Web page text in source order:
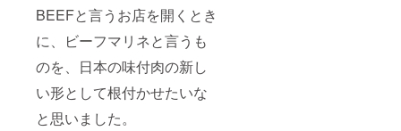
BEEFと言うお店を開くとき
に、ビーフマリネと言うも
のを、日本の味付肉の新し
い形として根付かせたいな
と思いました。